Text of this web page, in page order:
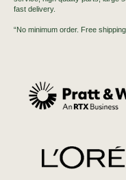
fast delivery.
“No minimum order. Free